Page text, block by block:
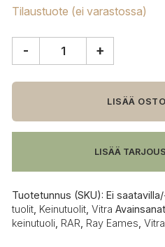
Tilaustuote (ei varastossa)
keinutuoli
- +
LISÄÄ
LISÄÄ
Tuotetunnus (SKU): Ei
tuolit Keinutuolit Vitra
keinutuoli RAR Ray Eames Vitra